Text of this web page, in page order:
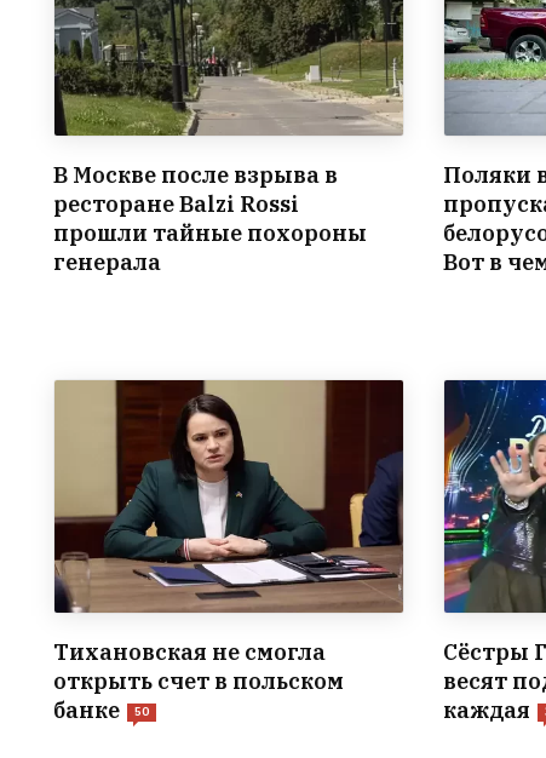
В Москве после взрыва в
ресторане Balzi Rossi
прошли тайные похороны
генерала
Поляки
Вот в
Тихановская не смогла
открыть счет в польском
банке
50
Сёстры
весят
каждая